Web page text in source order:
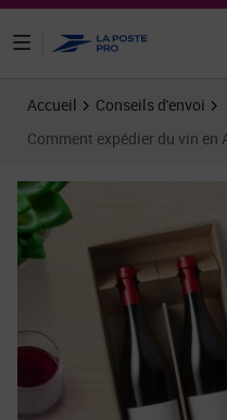
Accueil
Conseils d'envoi
Comment expédier du vin en